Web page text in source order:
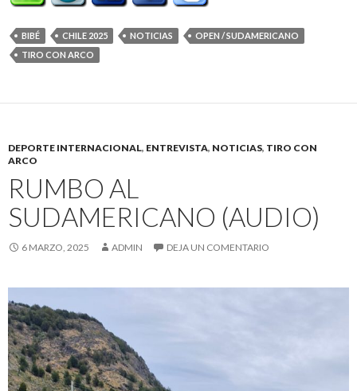
BIBÉ CHILE 2025 NOTICIAS
OPEN / SUDAMERICANO
TIRO CON ARCO
DEPORTE INTERNACIONAL, ENTREVISTA, NOTICIAS, TIRO CON
ARCO
RUMBO AL
SUDAMERICANO (AUDIO)
6 MARZO, 2025 ADMIN DEJA UN COMENTARIO